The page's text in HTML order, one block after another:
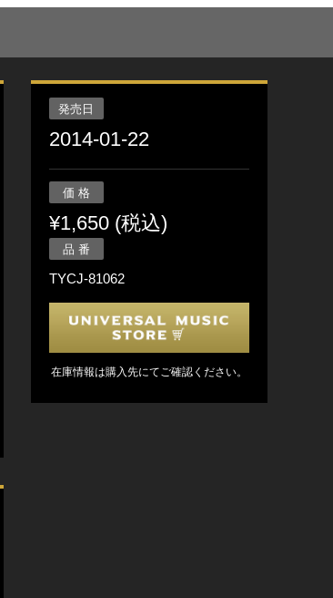
発売日
2014-01-22
価 格
¥1,650 (税込)
品 番
TYCJ-81062
在庫情報は購入先にてご確認ください。